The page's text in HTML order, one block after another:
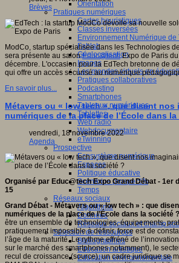
Orientation
Pratiques numériques
Cartes heuristiques
Classes inversées
Environnement Numérique de
Fablab
Géolocalisation
Images
Les mondes virtuels en
Pratiques collaboratives
Podcasting
Smartphones
Tableaux numériques
Tablettes
Web radio
Webdocumentaire
eTwinning
Prospective
Ecosystème numérique
Espaces
Politique éducative
Scénarios prospectifs
Temps
Réseaux sociaux
Algorithme
Données
Réseaux sociaux et champ
Sélection de ressources
Bibliographies
Education artistique
Education environnementale
Brèves
ModCo, startup spécialisée dans les Technologies
sera présente au salonEduc@techExpo de Paris
décembre. L'occasion pour la EdTech bretonne de
qui offre un accès sécurisé au numérique
En savoir plus...
Métavers ou « low tech », que disent nos
numériques de la place de l’École dans
vendredi, 18 novembre 2022
Agenda
Organisé par Educ@tech Expo Grand Débat - 1er
15
Grand Débat - Métavers ou « low tech » : que
numériques de la place de l’École dans la société ?
être un ensemble de technologies, équipements,
pratiquement impossible à définir, force est de
l’âge de la maturité. Le rythme effréné de
sur le marché des smartphones notamment), le
recul de croissance (source), un cadre juridique se